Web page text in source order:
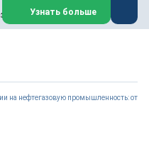
паровых турбин
газовых и паровых
ТЭС,
Узнать больше
на нефтегазовую промышленность: от